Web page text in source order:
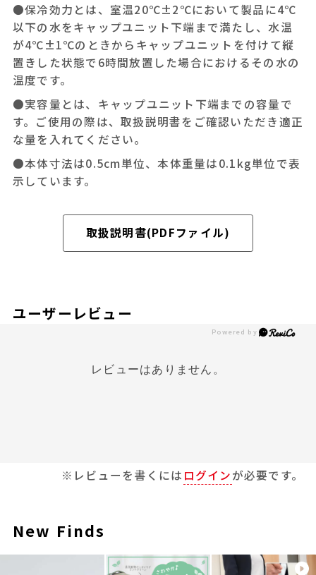
●保冷効力とは、室温20℃±2℃において製品に4℃
以下の水をキャップユニット下端まで満たし、水温
が4℃±1℃のときからキャップユニットを付けて縦
置きした状態で6時間放置した場合におけるその水の
温度です。
●実容量とは、キャップユニット下端までの容量で
す。ご使用の際は、取扱説明書をご確認いただき適正
な量を入れてください。
●本体寸法は0.5cm単位、本体重量は0.1kg単位で表
示しています。
取扱説明書(PDFファイル)
ユーザーレビュー
レビューはありません。
※レビューを書くには ログインが必要です。
New Finds